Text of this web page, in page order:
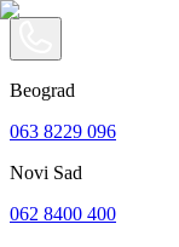
Beograd
063 8229 096
Novi Sad
062 8400 400